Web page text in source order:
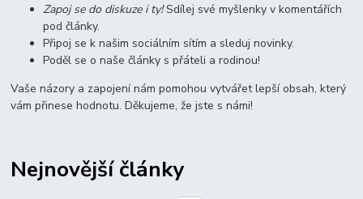
Zapoj se do diskuze i ty!Sdílej své myšlenky v komentářích
pod články.
Připoj se k našim sociálním sítím a sleduj novinky.
Poděl se o naše články s přáteli a rodinou!
Vaše názory a zapojení nám pomohou vytvářet lepší obsah, který
vám přinese hodnotu. Děkujeme, že jste s námi!
Nejnovější články